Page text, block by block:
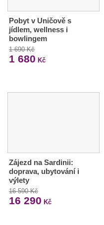
Pobyt v Uničově s
jídlem, wellness i
bowlingem
1 690 Kč
1 680 Kč
Zájezd na Sardinii:
doprava, ubytování i
výlety
16 590 Kč
16 290 Kč